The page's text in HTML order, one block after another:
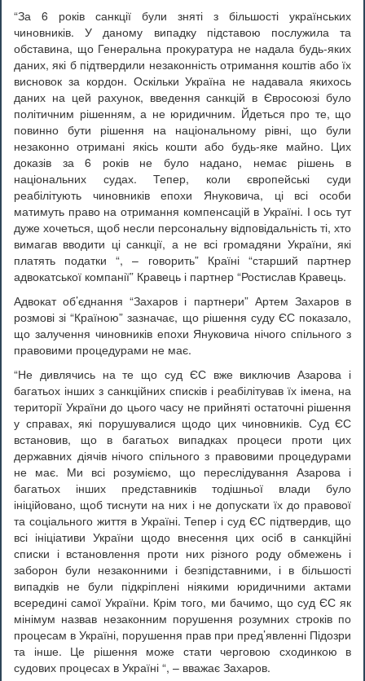
“За 6 років санкції були зняті з більшості українських
чиновників. У даному випадку підставою послужила та
обставина, що Генеральна прокуратура не надала будь-яких
даних, які б підтвердили незаконність отримання коштів або їх
висновок за кордон. Оскільки Україна не надавала якихось
даних на цей рахунок, введення санкцій в Євросоюзі було
політичним рішенням, а не юридичним. Йдеться про те, що
повинно бути рішення на національному рівні, що були
незаконно отримані якісь кошти або будь-яке майно. Цих
доказів за 6 років не було надано, немає рішень в
національних судах. Тепер, коли європейські суди
реабілітують чиновників епохи Януковича, ці всі особи
матимуть право на отримання компенсацій в Україні. І ось тут
дуже хочеться, щоб несли персональну відповідальність ті, хто
вимагав вводити ці санкції, а не всі громадяни України, які
платять податки “, – говорить” Країні “старший партнер
адвокатської компанії” Кравець і партнер “Ростислав Кравець.
Адвокат об’єднання “Захаров і партнери” Артем Захаров в
розмові зі “Країною” зазначає, що рішення суду ЄС показало,
що залучення чиновників епохи Януковича нічого спільного з
правовими процедурами не має.
“Не дивлячись на те що суд ЄС вже виключив Азарова і
багатьох інших з санкційних списків і реабілітував їх імена, на
території України до цього часу не прийняті остаточні рішення
у справах, які порушувалися щодо цих чиновників. Суд ЄС
встановив, що в багатьох випадках процеси проти цих
державних діячів нічого спільного з правовими процедурами
не має. Ми всі розуміємо, що переслідування Азарова і
багатьох інших представників тодішньої влади було
ініційовано, щоб тиснути на них і не допускати їх до правової
та соціального життя в Україні. Тепер і суд ЄС підтвердив, що
всі ініціативи України щодо внесення цих осіб в санкційні
списки і встановлення проти них різного роду обмежень і
заборон були незаконними і безпідставними, і в більшості
випадків не були підкріплені ніякими юридичними актами
всередині самої України. Крім того, ми бачимо, що суд ЄС як
мінімум назвав незаконним порушення розумних строків по
процесам в Україні, порушення прав при пред’явленні Підозри
та інше. Це рішення може стати черговою сходинкою в
судових процесах в Україні “, – вважає Захаров.